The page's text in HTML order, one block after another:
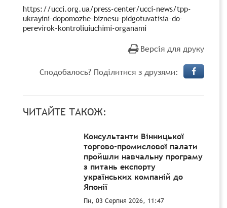
https://ucci.org.ua/press-center/ucci-news/tpp-
ukrayini-dopomozhe-biznesu-pidgotuvatisia-do-
perevirok-kontroliuiuchimi-organami
Версія для друку
Сподобалось? Поділитися з друзями:
ЧИТАЙТЕ ТАКОЖ:
Консультанти Вінницької
торгово-промислової палати
пройшли навчальну програму
з питань експорту
українських компаній до
Японії
Пн, 03 Серпня 2026, 11:47